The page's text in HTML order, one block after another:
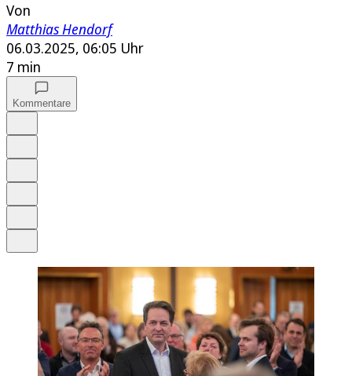
Von
Matthias Hendorf
06.03.2025, 06:05 Uhr
7 min
Kommentare